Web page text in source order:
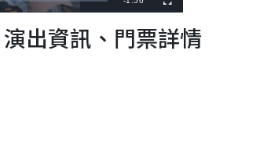
m
u
l
s
c
出資訊、門票詳情